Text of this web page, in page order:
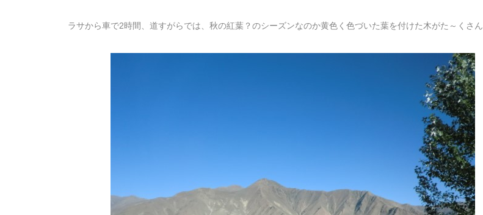
ラサから車で2時間、道すがらでは、秋の紅葉？のシーズンなのか黄色く色づいた葉を付けた木がた～くさん